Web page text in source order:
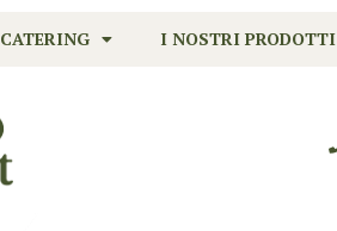
CATERING I NOSTRI PRODOTTI